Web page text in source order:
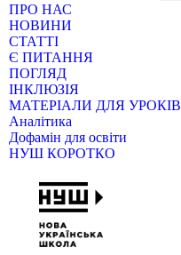
ПРО НАС
НОВИНИ
СТАТТІ
Є ПИТАННЯ
ПОГЛЯД
ІНКЛЮЗІЯ
МАТЕРІАЛИ ДЛЯ УРОКІВ
Аналітика
Дофамін для освіти
НУШ КОРОТКО